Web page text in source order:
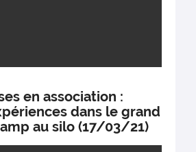
en association :
dans le grand
au silo (17/03/21)